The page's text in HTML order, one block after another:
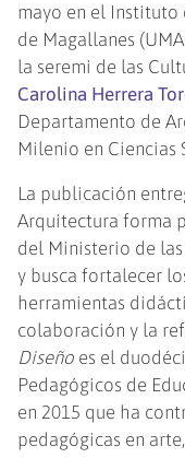
mayo en el Instituto
de Magallanes
la seremi de las
Carolina Herrera
Departamento de
Milenio en Ciencias
La publicación
Arquitectura forma
del Ministerio de
y busca fortalecer
herramientas
colaboración y la
Diseño es el
Pedagógicos de
en 2015 que ha
pedagógicas en